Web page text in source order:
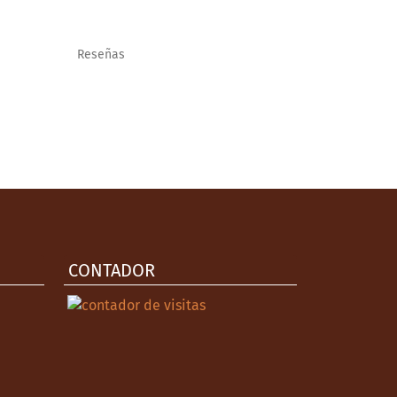
Reseñas
CONTADOR